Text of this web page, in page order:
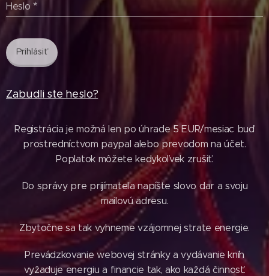
Heslo
Prihlásiť
Zabudli ste heslo?
Registrácia je možná len po úhrade 5 EUR/mesiac buď
prostredníctvom paypal alebo prevodom na účet.
Poplatok môžete kedykoľvek zrušiť.
Do správy pre prijímateľa napíšte slovo dar a svoju
mailovú adresu.
Zbytočne sa tak vyhneme vzájomnej strate energie.
Prevádzkovanie webovej stránky a vydávanie kníh
vyžaduje energiu a financie tak, ako každá činnosť.